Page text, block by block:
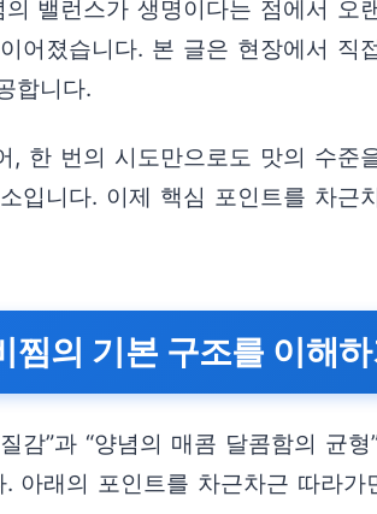
밸런스가 생명이다는 점에서
어졌습니다. 본 글은 현장에서
합니다.
, 한 번의 시도만으로도 맛의 수
입니다. 이제 핵심 포인트를 차
의 기본 구조를 이해
감”과 “양념의 매콤 달콤함의 균
아래의 포인트를 차근차근 따라